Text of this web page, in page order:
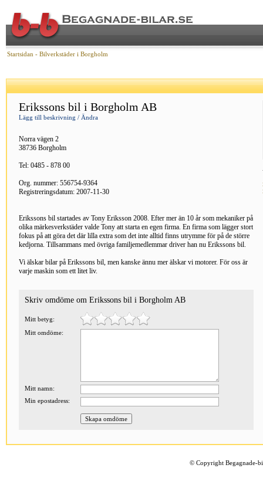
Startsidan - Bilverkstäder i Borgholm
Erikssons bil i Borgholm AB
Lägg till beskrivning / Ändra
Norra vägen 2
38736 Borgholm
Tel: 0485 - 878 00
Org. nummer: 556754-9364
Registreringsdatum: 2007-11-30
Erikssons bil startades av Tony Eriksson 2008. Efter mer än 10 år som mekaniker på
olika märkesverkstäder valde Tony att starta en egen firma. En firma som lägger stort
fokus på att göra det där lilla extra som det inte alltid finns utrymme för på de större
kedjorna. Tillsammans med övriga familjemedlemmar driver han nu Erikssons bil.
Vi älskar bilar på Erikssons bil, men kanske ännu mer älskar vi motorer. För oss är
varje maskin som ett litet liv.
Skriv omdöme om Erikssons bil i Borgholm AB
Mitt betyg:
Mitt omdöme:
Mitt namn:
Min epostadress:
©Copyright Begagnade-